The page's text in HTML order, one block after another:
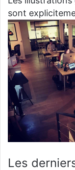
sont
Les